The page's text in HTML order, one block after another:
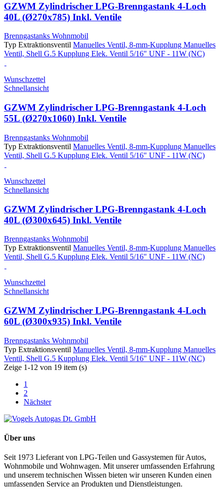
GZWM Zylindrischer LPG-Brenngastank 4-Loch
40L (Ø270x785) Inkl. Ventile
Brenngastanks Wohnmobil
Typ Extraktionsventil Manuelles Ventil, 8-mm-Kupplung Manuelles
Ventil, Shell G.5 Kupplung Elek. Ventil 5/16" UNF - 11W (NC)
Wunschzettel
Schnellansicht
GZWM Zylindrischer LPG-Brenngastank 4-Loch
55L (Ø270x1060) Inkl. Ventile
Brenngastanks Wohnmobil
Typ Extraktionsventil Manuelles Ventil, 8-mm-Kupplung Manuelles
Ventil, Shell G.5 Kupplung Elek. Ventil 5/16" UNF - 11W (NC)
Wunschzettel
Schnellansicht
GZWM Zylindrischer LPG-Brenngastank 4-Loch
40L (Ø300x645) Inkl. Ventile
Brenngastanks Wohnmobil
Typ Extraktionsventil Manuelles Ventil, 8-mm-Kupplung Manuelles
Ventil, Shell G.5 Kupplung Elek. Ventil 5/16" UNF - 11W (NC)
Wunschzettel
Schnellansicht
GZWM Zylindrischer LPG-Brenngastank 4-Loch
60L (Ø300x935) Inkl. Ventile
Brenngastanks Wohnmobil
Typ Extraktionsventil Manuelles Ventil, 8-mm-Kupplung Manuelles
Ventil, Shell G.5 Kupplung Elek. Ventil 5/16" UNF - 11W (NC)
Zeige 1-12 von 19 item (s)
1
2
Nächster
Über uns
Seit 1973 Lieferant von LPG-Teilen und Gassystemen für Autos,
Wohnmobile und Wohnwagen. Mit unserer umfassenden Erfahrung
und unserem technischen Wissen bieten wir unseren Kunden einen
umfassenden Service an Produkten und Dienstleistungen.